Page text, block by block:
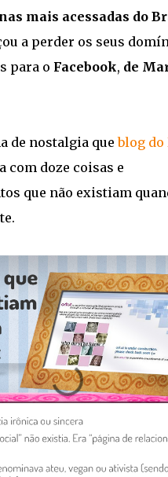
mais acessadas do
a perder os seus
para o Facebook, de
de nostalgia queblog do
com doze coisas e
que não existiam